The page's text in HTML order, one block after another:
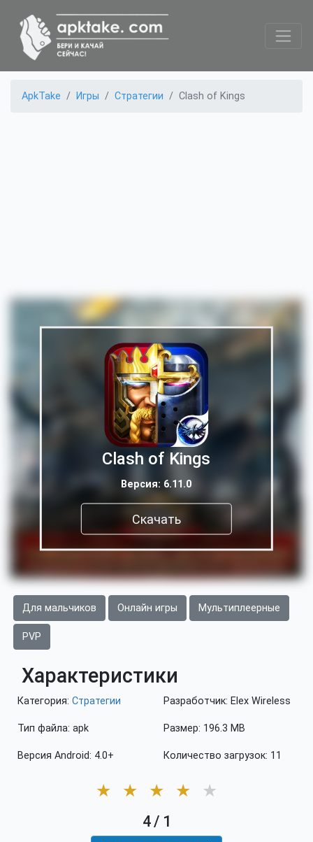
ApkTake Игры Стратегии Clash of Kings
Clash of Kings
Версия: 6.11.0
Скачать
Для мальчиков Онлайн игры Мультиплеерные
PVP
Характеристики
Категория: Стратегии
Тип файла: apk
Версия Android: 4.0+
Разработчик: Elex Wireless
Размер: 196.3 MB
Количество загрузок: 11
★ ★ ★ ★ ★
4/ 1